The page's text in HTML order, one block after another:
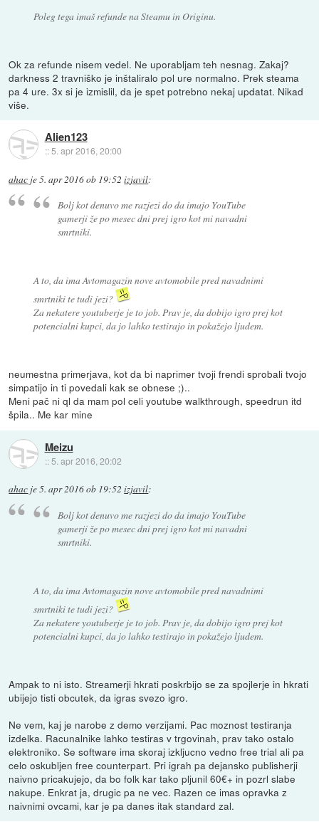
Poleg tega imaš refunde na Steamu in Originu.
Ok za refunde nisem vedel. Ne uporabljam teh nesnag. Zakaj?
darkness 2 travniško je inštaliralo pol ure normalno. Prek steama
pa 4 ure. 3x si je izmislil, da je spet potrebno nekaj updatat. Nikad
više.
Alien123
::5. apr 2016, 20:00
ahac je5. apr 2016 ob 19:52 izjavil:
Bolj kot denuvo me razjezi do da imajo YouTube
gamerji že po mesec dni prej igro kot mi navadni
smrtniki.
A to, da ima Avtomagazin nove avtomobile pred navadnimi
smrtniki te tudi jezi?
Za nekatere youtuberje je to job. Prav je, da dobijo igro prej kot
potencialni kupci, da jo lahko testirajo in pokažejo ljudem.
neumestna primerjava, kot da bi naprimer tvoji frendi sprobali tvojo
simpatijo in ti povedali kak se obnese ;)..
Meni pač ni ql da mam pol celi youtube walkthrough, speedrun itd
špila.. Me kar mine
Meizu
:: 5. apr 2016, 20:02
ahac je5. apr 2016 ob 19:52 izjavil:
Bolj kot denuvo me razjezi do da imajo YouTube
gamerji že po mesec dni prej igro kot mi navadni
smrtniki.
A to, da ima Avtomagazin nove avtomobile pred navadnimi
smrtniki te tudi jezi?
Za nekatere youtuberje je to job. Prav je, da dobijo igro prej kot
potencialni kupci, da jo lahko testirajo in pokažejo ljudem.
Ampak to ni isto. Streamerji hkrati poskrbijo se za spojlerje in hkrati
ubijejo tisti obcutek, da igras svezo igro.
Ne vem, kaj je narobe z demo verzijami. Pac moznost testiranja
izdelka. Racunalnike lahko testiras v trgovinah, prav tako ostalo
elektroniko. Se software ima skoraj izkljucno vedno free trial ali pa
celo oskubljen free counterpart. Pri igrah pa dejansko publisherji
naivno pricakujejo, da bo folk kar tako pljunil 60€+ in pozrl slabe
nakupe. Enkrat ja, drugic pa ne vec. Razen ce imas opravka z
naivnimi ovcami, kar je pa danes itak standard zal.